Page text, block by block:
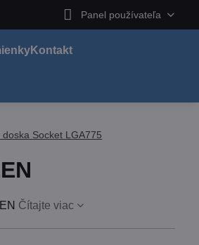
Panel používateľa
Kontakt
doska Socket LGA775
Čítajte viac